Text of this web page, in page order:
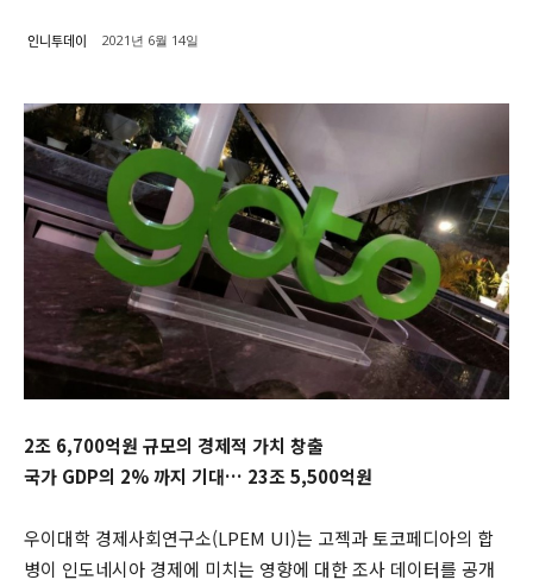
인니투데이 2021년 6월 14일
2조 6,700억원 규모의 경제적 가치 창출
국가 GDP의 2% 까지 기대… 23조 5,500억원
우이대학 경제사회연구소(LPEM UI)는 고젝과 토코페디아의 합
병이 인도네시아 경제에 미치는 영향에 대한 조사 데이터를 공개